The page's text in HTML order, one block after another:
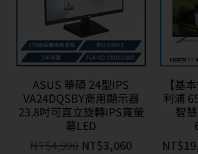
ASUS 華碩 24型IPS
VA24DQSBY商用顯示器
23.8吋可直立旋轉IPS寬螢
幕LED
NT$4,990 NT$3,060
【基
利浦
智
NT$